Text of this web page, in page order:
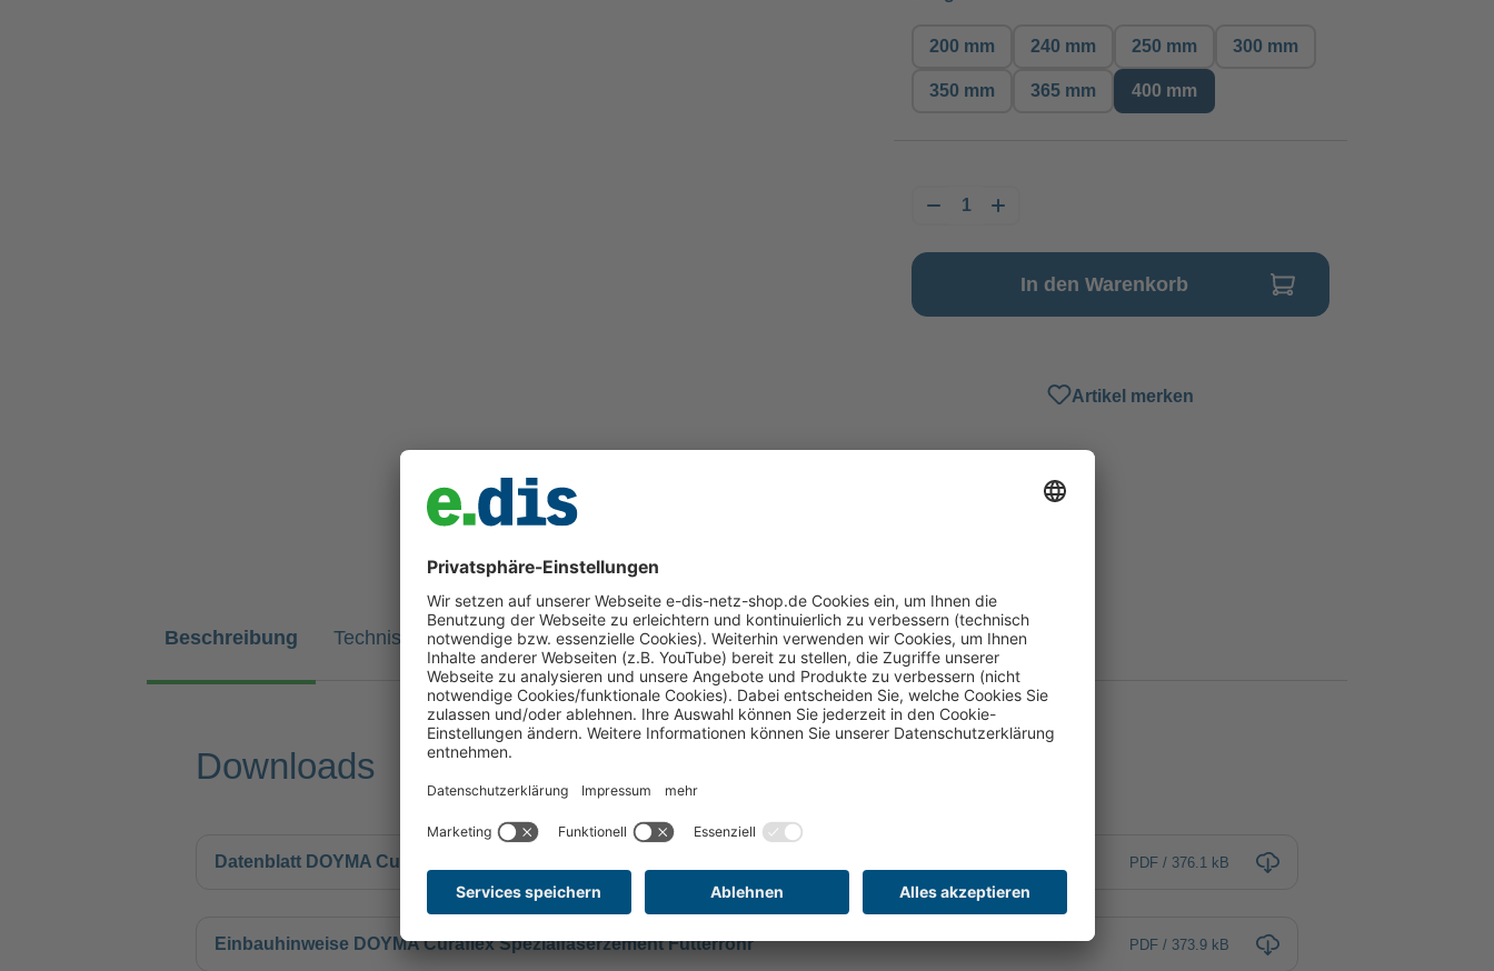
200 mm 240 mm 250 mm 300 mm
350 mm 365 mm 400 mm
In den Warenkorb
Artikel merken
Beschreibung Technische Daten Downloads Links Hersteller
Downloads
Datenblatt DOYMA Curaflex Spezialfaserzement Futterrohr PDF / 376.1 kB
Einbauhinweise DOYMA Curaflex Spezialfaserzement Futterrohr PDF / 373.9 kB